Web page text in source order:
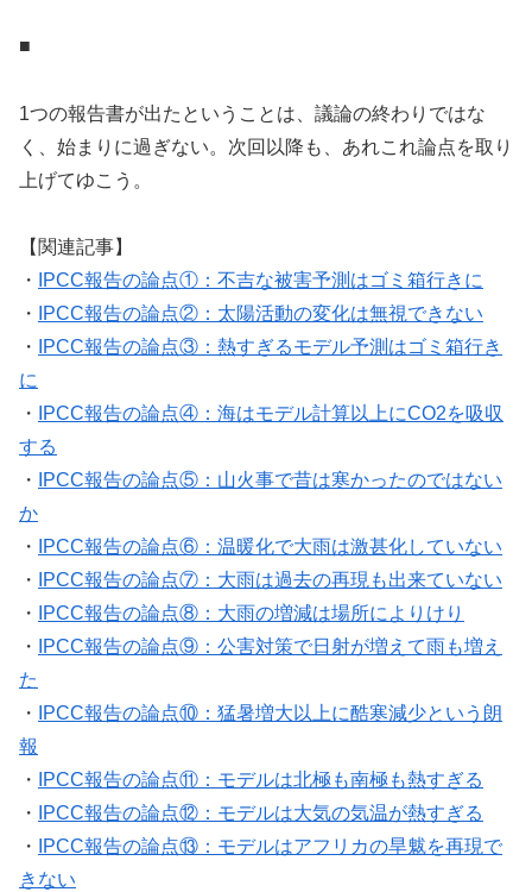
■
1つの報告書が出たということは、議論の終わりではな
く、始まりに過ぎない。次回以降も、あれこれ論点を取り
上げてゆこう。
【関連記事】
・
IPCC報告の論点①：不吉な被害予測はゴミ箱行きに
・
IPCC報告の論点②：太陽活動の変化は無視できない
・
IPCC報告の論点③：熱すぎるモデル予測はゴミ箱行き
に
・
IPCC報告の論点④：海はモデル計算以上にCO2を吸収
する
・
IPCC報告の論点⑤：山火事で昔は寒かったのではない
か
・
IPCC報告の論点⑥：温暖化で大雨は激甚化していない
・
IPCC報告の論点⑦：大雨は過去の再現も出来ていない
・
IPCC報告の論点⑧：大雨の増減は場所によりけり
・
IPCC報告の論点⑨：公害対策で日射が増えて雨も増え
た
・
IPCC報告の論点⑩：猛暑増大以上に酷寒減少という朗
報
・
IPCC報告の論点⑪：モデルは北極も南極も熱すぎる
・
IPCC報告の論点⑫：モデルは大気の気温が熱すぎる
・
IPCC報告の論点⑬：モデルはアフリカの旱魃を再現で
きない